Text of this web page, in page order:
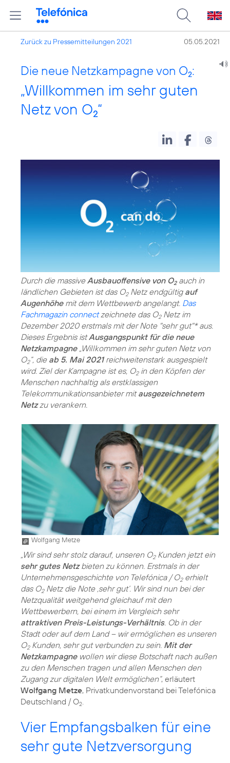
Zurück zu Pressemitteilungen 2021 05.05.2021
Die neue Netzkampagne von O2:
„Willkommen im sehr guten
Netz von O2“
Durch die massiveAusbauoffensive von O2auch in
ländlichen Gebieten ist das O2Netz endgültig auf
Augenhöhemit dem Wettbewerb angelangt. Das
Fachmagazin connectzeichnete das O2Netz im
Dezember 2020 erstmals mit der Note "sehr gut"* aus.
Dieses Ergebnis istAusgangspunkt für die neue
Netzkampagne„Willkommen im sehr guten Netz von
O2“, die ab 5. Mai 2021reichweitenstark ausgespielt
wird. Ziel der Kampagne ist es, O2in den Köpfen der
Menschen nachhaltig als erstklassigen
Telekommunikationsanbieter mitausgezeichnetem
Netzzu verankern.
Wolfgang Metze
„Wir sind sehr stolz darauf, unseren O2Kunden jetzt ein
sehr gutes Netzbieten zu können. Erstmals in der
Unternehmensgeschichte von Telefónica / O2erhielt
das O2Netz die Note ‚sehr gut‘. Wir sind nun bei der
Netzqualität weitgehend gleichauf mit den
Wettbewerbern, bei einem im Vergleich sehr
attraktiven Preis-Leistungs-Verhältnis. Ob in der
Stadt oder auf dem Land – wir ermöglichen es unseren
O2Kunden, sehr gut verbunden zu sein. Mit der
Netzkampagnewollen wir diese Botschaft nach außen
zu den Menschen tragen und allen Menschen den
Zugang zur digitalen Welt ermöglichen“, erläutert
Wolfgang Metze, Privatkundenvorstand bei Telefónica
Deutschland / O2.
Vier Empfangsbalken für eine
sehr gute Netzversorgung